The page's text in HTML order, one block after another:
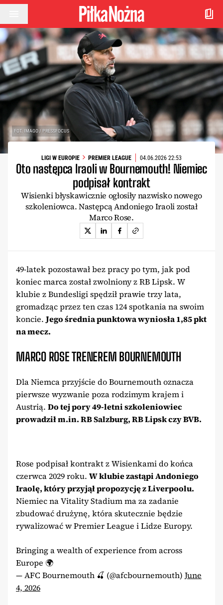
Przejdź do treści
FOT. IMAGO / PRESSFOCUS
LIGI W EUROPIE PREMIER LEAGUE 04.06.2026 22:53
Oto następca Iraoli w Bournemouth! Niemiec
podpisał kontrakt
Wisienki błyskawicznie ogłosiły nazwisko nowego
szkoleniowca. Następcą Andoniego Iraoli został
Marco Rose.
49-latek pozostawał bez pracy po tym, jak pod
koniec marca został zwolniony z RB Lipsk. W
klubie z Bundesligi spędził prawie trzy lata,
gromadząc przez ten czas 124 spotkania na swoim
koncie. Jego średnia punktowa wyniosła 1,85 pkt
na mecz.
MARCO ROSE TRENEREM BOURNEMOUTH
Dla Niemca przyjście do Bournemouth oznacza
pierwsze wyzwanie poza rodzimym krajem i
Austrią. Do tej pory 49-letni szkoleniowiec
prowadził m.in. RB Salzburg, RB Lipsk czy BVB.
Rose podpisał kontrakt z Wisienkami do końca
czerwca 2029 roku. W klubie zastąpi Andoniego
Iraolę, który przyjął propozycję z Liverpoolu.
Niemiec na Vitality Stadium ma za zadanie
zbudować drużynę, która skutecznie będzie
rywalizować w Premier League i Lidze Europy.
Bringing a wealth of experience from across
Europe 🌍
— AFC Bournemouth 🍒 (@afcbournemouth) June
4, 2026